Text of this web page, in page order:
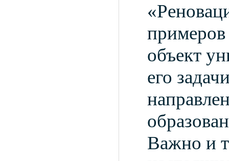
примеров
объект
его
Важно и